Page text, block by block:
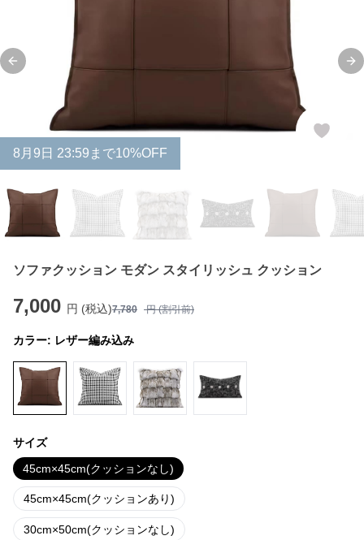
Previous slide
8 月 9 日 23:59まで10%OFF
ソファクッション モダン スタイリッシュ クッション
7,000 円 (税込)7,780 円 (割引前)
カラー: レザー編み込み
サイズ
45cm×45cm(クッションなし)
45cm×45cm(クッションあり)
30cm×50cm(クッションなし)